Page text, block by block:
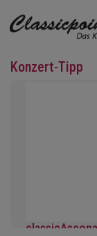
Konzert-Tipp